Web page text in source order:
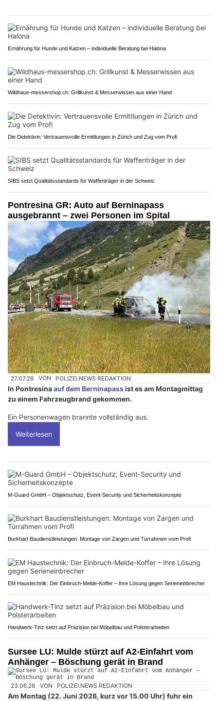
Ernährung für Hunde und Katzen – individuelle Beratung bei Halona
Wildhaus-messershop.ch: Grillkunst & Messerwissen aus einer Hand
Die Detektivin: Vertrauensvolle Ermittlungen in Zürich und Zug vom Profi
SIBS setzt Qualitätsstandards für Waffenträger in der Schweiz
Pontresina GR: Auto auf Berninapass
ausgebrannt – zwei Personen im Spital
27.07.26 VON POLIZEI.NEWS REDAKTION
In Pontresinaauf dem Berninapassist es am Montagmittag
zu einem Fahrzeugbrand gekommen.
Ein Personenwagen brannte vollständig aus.
Weiterlesen
M-Guard GmbH – Objektschutz, Event-Security und Sicherheitskonzepte
Burkhart Baudienstleistungen: Montage von Zargen und Türrahmen vom Profi
EM Haustechnik: Der Einbruch-Melde-Koffer – Ihre Lösung gegen Serieneinbrecher
Handwerk-Tinz setzt auf Präzision bei Möbelbau und Polsterarbeiten
Sursee LU: Mulde stürzt auf A2-Einfahrt vom
Anhänger – Böschung gerät in Brand
23.06.26 VON POLIZEI.NEWS REDAKTION
Am Montag (22. Juni 2026, kurz vor 15.00 Uhr) fuhr ein